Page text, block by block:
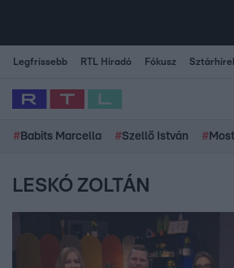
Legfrissebb RTL Híradó Fókusz
# Babits Marcella #Szellő István #
LESKÓ ZOLTÁN